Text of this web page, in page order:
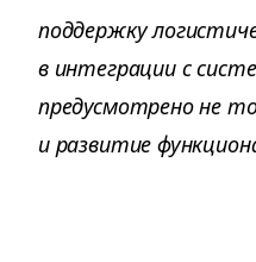
поддержку
в интеграции с
предусмотрено не
и развитие